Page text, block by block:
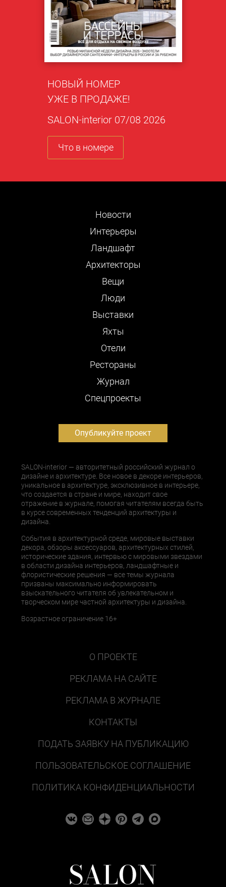
НОВЫЙ НОМЕР
УЖЕ В ПРОДАЖЕ!
SALON-interior 07/08 2026
Что в номере
Новости
Интерьеры
Ландшафт
Архитекторы
Вещи
Люди
Выставки
Яхты
Отели
Рестораны
Журнал
Cпецпроекты
Опубликуйте проект
SALON-interior — авторитетный российский журнал о
дизайне и архитектуре. Все новое в декоре интерьеров,
уникальное в архитектуре, эксклюзивное в интерьере,
что создается в стране и мире, находит свое
отражение в журнале, помогая читателям всегда быть
в курсе современных тенденций архитектуры и
дизайна.
События в архитектурной среде, мировые выставки
декора, обзоры аксессуаров, архитектурных стилей,
исторические здания, интервью с мировыми звездами
в области дизайна интерьеров, ландшафтные и
флористические решения — все темы журнала
призваны максимально информировать
взыскательного читателя об увлекательном и
творческом мире частной архитектуры и дизайна.
Возрастное ограничение 16+
О ПРОЕКТЕ
РЕКЛАМА НА САЙТЕ
РЕКЛАМА В ЖУРНАЛЕ
КОНТАКТЫ
ПОДАТЬ ЗАЯВКУ НА ПУБЛИКАЦИЮ
ПОЛЬЗОВАТЕЛЬСКОЕ СОГЛАШЕНИЕ
ПОЛИТИКА КОНФИДЕНЦИАЛЬНОСТИ